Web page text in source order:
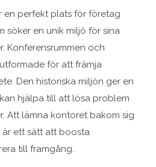
en perfekt plats för företag
söker en unik miljö för sina
Konferensrummen och
för att främja
Den historiska miljön ger en
hjälpa till att lösa problem
Att lämna kontoret bakom sig
ett sätt att boosta
till framgång.